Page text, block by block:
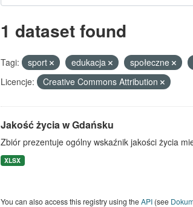
1 dataset found
Tagi: sport edukacja społeczne
Licencje:
Creative Commons Attribution
Jakość życia w Gdańsku
Zbiór prezentuje ogólny wskaźnik jakości życia
XLSX
You can also access this registry using theAPI(see